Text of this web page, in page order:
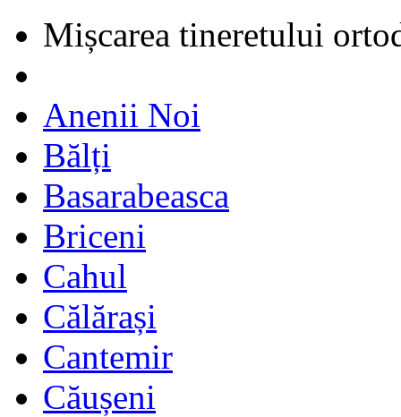
Mișcarea tineretului
Anenii Noi
Bălți
Basarabeasca
Briceni
Cahul
Călărași
Cantemir
Căușeni